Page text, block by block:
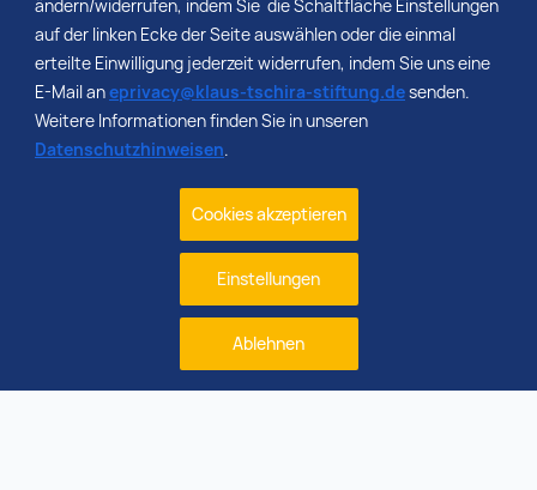
ändern/widerrufen, indem Sie die Schaltfläche Einstellungen
auf der linken Ecke der Seite auswählen oder die einmal
erteilte Einwilligung jederzeit widerrufen, indem Sie uns eine
E-Mail aneprivacy@klaus-tschira-stiftung.desenden.
Weitere Informationen finden Sie in unseren
Datenschutzhinweisen.
Einstellungen
Ablehnen
Cookies akzeptieren